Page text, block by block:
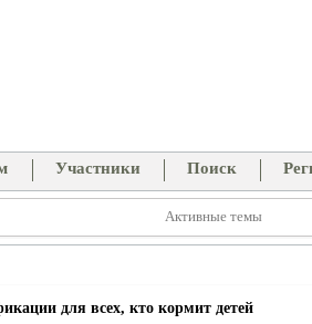
Участники Поиск
Активные темы
для всех, кто кормит детей